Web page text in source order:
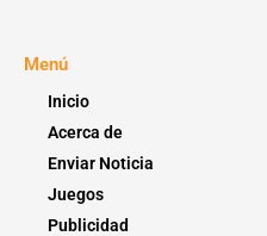
Menú
Inicio
Acerca de
Enviar Noticia
Juegos
Publicidad